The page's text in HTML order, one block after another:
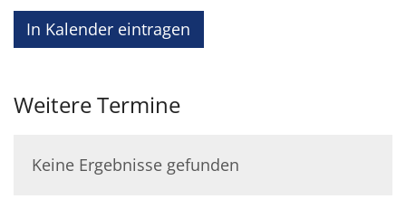
In Kalender eintragen
Weitere Termine
Keine Ergebnisse gefunden